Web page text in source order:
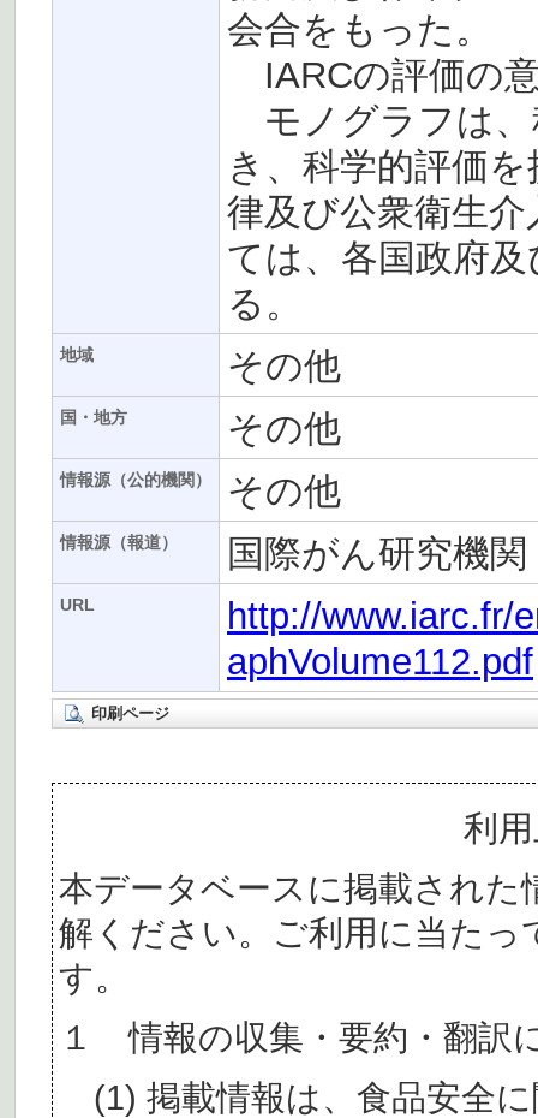
会合をもった。
IARCの評価の
モノグラフは、
き、科学的評価
律及び公衆衛生
ては、各国政府
る。
地域 その他
国・地方 その他
情報源（公的機関） その他
情報源（報道） 国際がん研究機
URL
http://www.iarc.fr/
aphVolume112.pdf
印刷ページ
利
本データベースに掲載された
解ください。ご利用に当た
す。
１ 情報の収集・要約・翻訳
(1) 掲載情報は、食品安全